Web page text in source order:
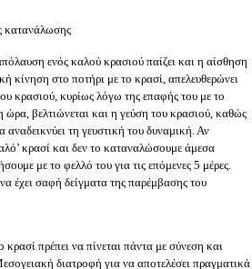
κατανάλωσης
ενός καλού κρασιού παίζει και η αίσθηση
κίνηση στο ποτήρι με το κρασί, απελευθερώνει
κρασιού, κυρίως λόγω της επαφής του με το
ώρα, βελτιώνεται και η γεύση του κρασιού, καθώς
τη γευστική του δυναμική. Αν
κρασί και δεν το καταναλώσουμε άμεσα
με το φελλό του για τις επόμενες 5 μέρες.
έχει σαφή δείγματα της παρέμβασης του
πρέπει να πίνεται πάντα με σύνεση και
διατροφή για να αποτελέσει πραγματικά